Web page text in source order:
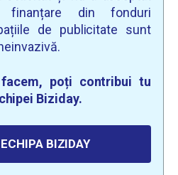
din fonduri
de publicitate sunt
poți contribui tu
Biziday.
BIZIDAY